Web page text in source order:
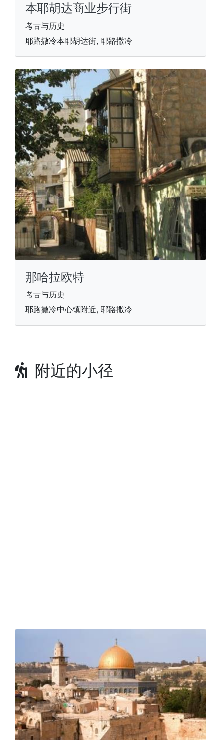
本耶胡达商业步行街
考古与历史
耶路撒冷本耶胡达街, 耶路撒冷
那哈拉欧特
考古与历史
耶路撒冷中心镇附近, 耶路撒冷
附近的小径